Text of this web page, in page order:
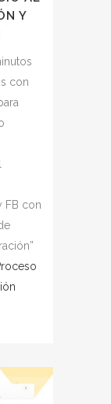
Y
con
FB con